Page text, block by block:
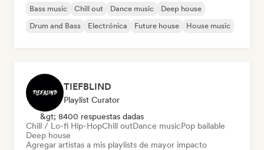
Bass music Chill out Dance music
Deep house
Drum and Bass
Electrónica Future house House music
TIEFBLIND
Playlist Curator
&gt; 8400 respuestas dadas
Chill / Lo-fi Hip-HopChill outDance musicPop bailable
Deep house
Agregar artistas a mis playlists de mayor impacto